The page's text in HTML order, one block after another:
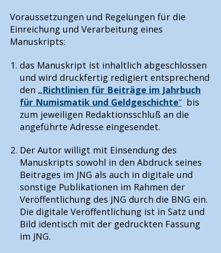
a
t
i
e
Voraussetzungen und Regelungen für die
Einreichung und Verarbeitung eines
Manuskripts:
das Manuskript ist inhaltlich abgeschlossen
und wird druckfertig redigiert entsprechend
den „Richtlinien für Beiträge im Jahrbuch
für Numismatik und Geldgeschichte“ bis
zum jeweiligen Redaktionsschluß an die
angeführte Adresse eingesendet.
Der Autor willigt mit Einsendung des
Manuskripts sowohl in den Abdruck seines
Beitrages im JNG als auch in digitale und
sonstige Publikationen im Rahmen der
Veröffentlichung des JNG durch die BNG ein.
Die digitale Veröffentlichung ist in Satz und
Bild identisch mit der gedruckten Fassung
im JNG.